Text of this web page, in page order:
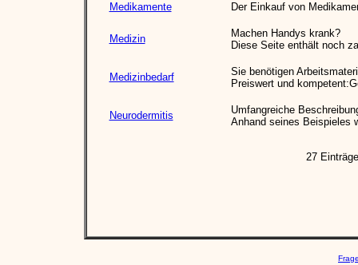
Medikamente Der Einkauf von
Medizin
Machen Handys krank?
Diese Seite enthält noch
Medizinbedarf
Sie benötigen
Preiswert und
Neurodermitis
Umfangreiche
Anhand seines Beispieles
27